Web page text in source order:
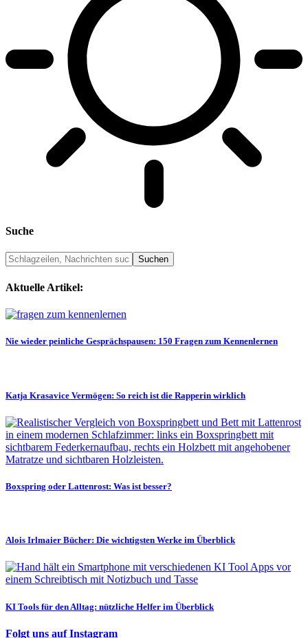
Suche
Aktuelle Artikel:
Nie wieder peinliche Gesprächspausen: 150 Fragen zum Kennenlernen
Katja Krasavice Vermögen: So reich ist die Rapperin wirklich
Boxspring oder Lattenrost: Was ist besser?
Alois Irlmaier Bücher: Die wichtigsten Werke im Überblick
KI Tools für den Alltag: nützliche Helfer im Überblick
Folgt uns auf Instagram